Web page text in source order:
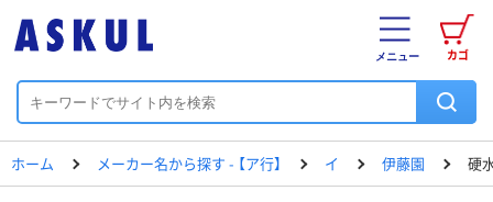
カゴ
メニュー
ホーム メーカー名から探す - 【ア行】 イ 伊藤園 硬